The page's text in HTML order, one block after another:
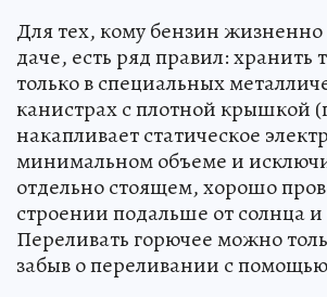
Для тех, кому бензин
даче, есть ряд правил:
только в специальных
канистрах с плотной крышкой
накапливает статическое
минимальном объеме и
отдельно стоящем, хорошо
строении подальше от солнца и
Переливать горючее можно
забыв о переливании с